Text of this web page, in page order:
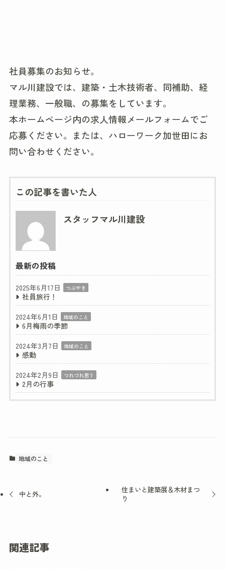
社員募集のお知らせ。
マル川建設では、建築・土木技術者、同補助、経
理業務、一般職、の募集をしています。
本ホームページ内の求人情報メールフォームでご
応募ください。または、ハローワーク加世田にお
問い合わせください。
この記事を書いた人
スタッフマル川建設
最新の投稿
2025年6月17日 つぶやき
社員旅行！
2024年6月1日
地域のこと
6月梅雨の季節
2024年3月7日
地域のこと
感動
2024年2月9日
つれづれ思う
2月の行事
地域のこと
中と外。
住まいと建築展＆木材まつ
り
関連記事